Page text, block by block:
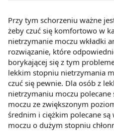
Przy tym schorzeniu ważne
żeby czuć się komfortowo w
nietrzymanie moczu wkładki
rozwiązanie, które
borykającej się z tym
lekkim stopniu nietrzymania
czuć się pewnie. Dla osób z
nietrzymaniu moczu
moczu ze zwiększonym
średnim i ciężkim polecane są
moczu o dużym stopniu